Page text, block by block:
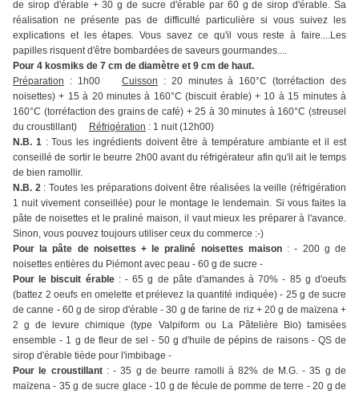
de sirop d'érable + 30 g de sucre d'érable par 60 g de sirop d'érable. Sa
réalisation ne présente pas de difficulté particulière si vous suivez les
explications et les étapes. Vous savez ce qu'il vous reste à faire....Les
papilles risquent d'être bombardées de saveurs gourmandes....
Pour 4 kosmiks de 7 cm de diamètre et 9 cm de haut.
Préparation : 1h00Cuisson : 20 minutes à 160°C (torréfaction des
noisettes) + 15 à 20 minutes à 160°C (biscuit érable) + 10 à 15 minutes à
160°C (torréfaction des grains de café) + 25 à 30 minutes à 160°C (streusel
du croustillant)
Réfrigération : 1 nuit (12h00)
N.B. 1: Tous les ingrédients doivent être à température ambiante et il est
conseillé de sortir le beurre 2h00 avant du réfrigérateur afin qu'il ait le temps
de bien ramollir.
N.B. 2: Toutes les préparations doivent être réalisées la veille (réfrigération
1 nuit vivement conseillée) pour le montage le lendemain. Si vous faites la
pâte de noisettes et le praliné maison, il vaut mieux les préparer à l'avance.
Sinon, vous pouvez toujours utiliser ceux du commerce :-)
Pour la pâte de noisettes + le praliné noisettes maison: - 200 g de
noisettes entières du Piémont avec peau - 60 g de sucre -
Pour le biscuit érable: - 65 g de pâte d'amandes à 70% - 85 g d'oeufs
(battez 2 oeufs en omelette et prélevez la quantité indiquée) - 25 g de sucre
de canne - 60 g de sirop d'érable - 30 g de farine de riz + 20 g de maïzena +
2 g de levure chimique (type Valpiform ou La Pâtelière Bio) tamisées
ensemble - 1 g de fleur de sel - 50 g d'huile de pépins de raisons - QS de
sirop d'érable tiède pour l'imbibage -
Pour le croustillant: - 35 g de beurre ramolli à 82% de M.G. - 35 g de
maïzena - 35 g de sucre glace - 10 g de fécule de pomme de terre - 20 g de